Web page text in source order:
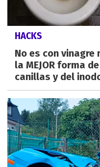
HACKS
No es con
la MEJOR forma
canillas y del